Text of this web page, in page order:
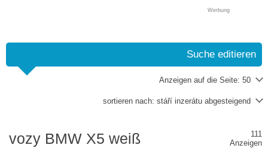
Werbung
Suche editieren
Anzeigen auf die Seite: 50
sortieren nach: stáří inzerátu abgesteigend
vozy BMW X5 weiß
111
Anzeigen